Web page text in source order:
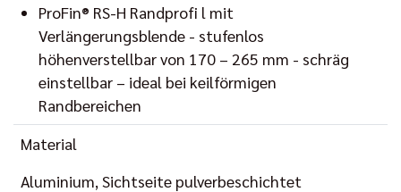
ProFin® RS-H Randprofi l mit
Verlängerungsblende - stufenlos
höhenverstellbar von 170 – 265 mm - schräg
einstellbar – ideal bei keilförmigen
Randbereichen
Material
Aluminium, Sichtseite pulverbeschichtet